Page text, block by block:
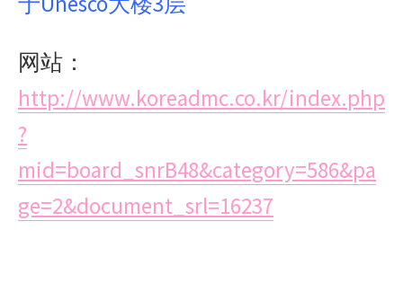
网站：
http://www.koreadmc.co.kr/index.php
?
mid=board_snrB48&category=586&pa
ge=2&document_srl=16237